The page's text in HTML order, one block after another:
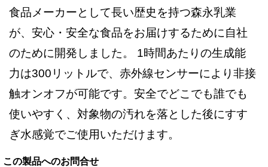
食品メーカーとして長い歴史を持つ森永乳業
が、安心・安全な食品をお届けするために自社
のために開発しました。 1時間あたりの生成能
力は300リットルで、赤外線センサーにより非接
触オンオフが可能です。安全でどこでも誰でも
使いやすく、対象物の汚れを落とした後にすす
ぎ水感覚でご使用いただけます。
この製品へのお問合せ